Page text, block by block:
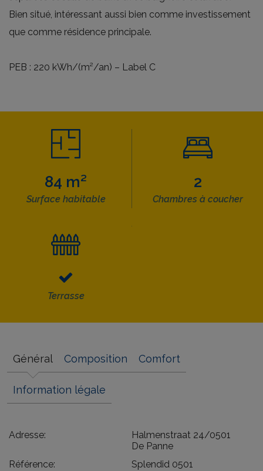
Bien situé, intéressant aussi bien comme investissement
que comme résidence principale.
PEB : 220 kWh/(m²/an) – Label C
84 m²
Surface habitable
2
Chambres à coucher
Terrasse
Général Composition Comfort
Information légale
Adresse:
Halmenstraat 24/0501
De Panne
Référence:
Splendid 0501